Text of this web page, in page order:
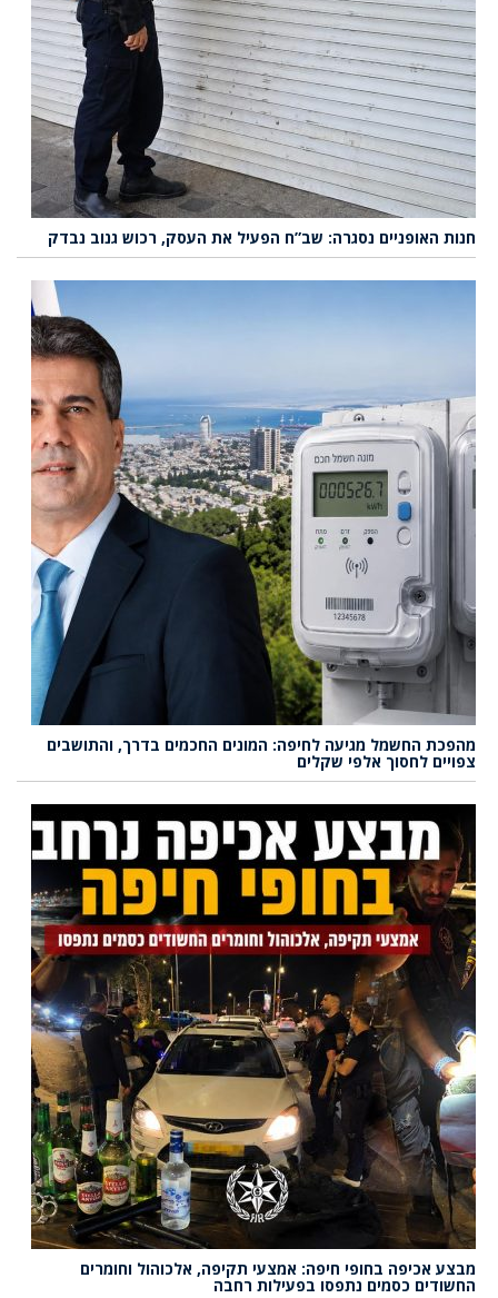
חנות האופניים נסגרה: שב”ח הפעיל את העסק, רכוש גנוב נבדק
מהפכת החשמל מגיעה לחיפה: המונים החכמים בדרך, והתושבים
צפויים לחסוך אלפי שקלים
מבצע אכיפה בחופי חיפה: אמצעי תקיפה, אלכוהול וחומרים
החשודים כסמים נתפסו בפעילות רחבה